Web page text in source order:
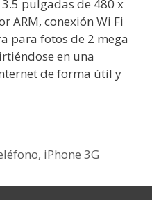
pulgadas de 480 x
ARM, conexión Wi Fi
para fotos de 2 mega
en una
de forma útil y
, iPhone 3G